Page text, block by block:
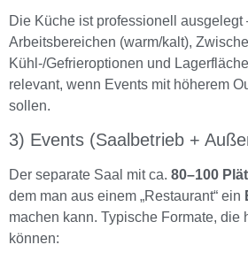
Die Küche ist professionell ausgelegt
Arbeitsbereichen (warm/kalt),
Kühl-/Gefrieroptionen und
relevant, wenn Events mit höherem
sollen.
3) Events (Saalbetrieb +
Der separate Saal mit ca. 80–100
dem man aus einem „Restaurant“ ein
machen kann. Typische Formate, die
können: